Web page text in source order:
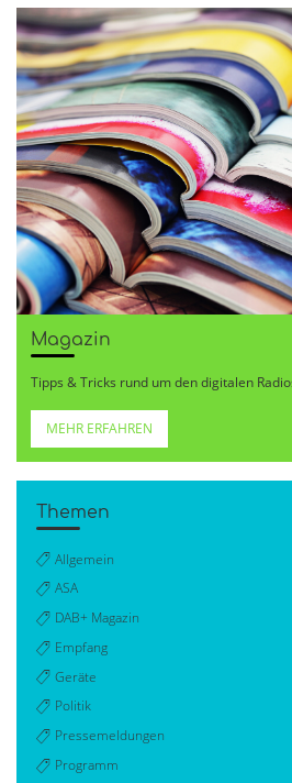
Magazin
Tipps & Tricks rund um den digitalen
MEHR ERFAHREN
Themen
Allgemein
ASA
DAB+ Magazin
Empfang
Geräte
Politik
Pressemeldungen
Programm